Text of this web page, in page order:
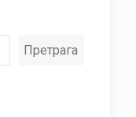
Претрага